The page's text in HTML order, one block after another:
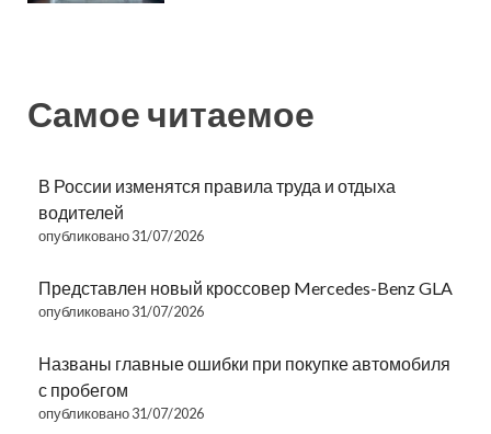
Самое читаемое
В России изменятся правила труда и отдыха
водителей
опубликовано 31/07/2026
Представлен новый кроссовер Mercedes-Benz GLA
опубликовано 31/07/2026
Названы главные ошибки при покупке автомобиля
с пробегом
опубликовано 31/07/2026